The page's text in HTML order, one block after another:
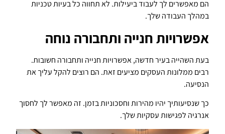
הם מאפשרים לך לעבוד ביעילות. לא תחווה כל בעיות טכניות
במהלך העבודה שלך.
אפשרויות חנייה ותחבורה נוחה
בעת השהייה בעיר חדשה, אפשרויות חנייה ותחבורה חשובות.
רבים ממלונות העסקים מציעים זאת. הם רוצים להקל עליך את
הנסיעה.
כך שנסיעותיך יהיו מהירות וחסכוניות בזמן. זה מאפשר לך לחסוך
אנרגיה לפגישות עסקיות שלך.